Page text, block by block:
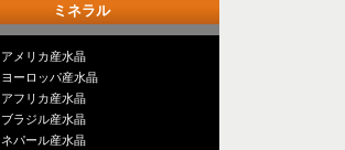
ミネラル
アメリカ産水晶
ヨーロッパ産水晶
アフリカ産水晶
ブラジル産水晶
ネパール産水晶